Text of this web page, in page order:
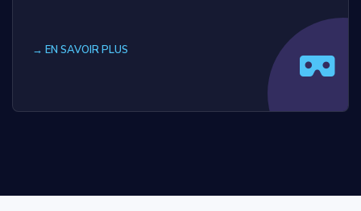
→ EN SAVOIR PLUS